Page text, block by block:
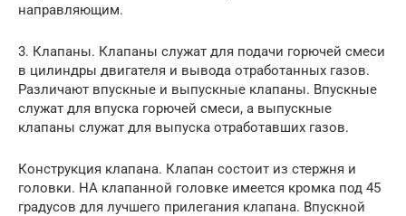
направляющим.
3. Клапаны. Клапаны служат для подачи горючей смеси
в цилиндры двигателя и вывода отработанных газов.
Различают впускные и выпускные клапаны. Впускные
служат для впуска горючей смеси, а выпускные
клапаны служат для выпуска отработавших газов.
Конструкция клапана. Клапан состоит из стержня и
головки. НА клапанной головке имеется кромка под 45
градусов для лучшего прилегания клапана. Впускной